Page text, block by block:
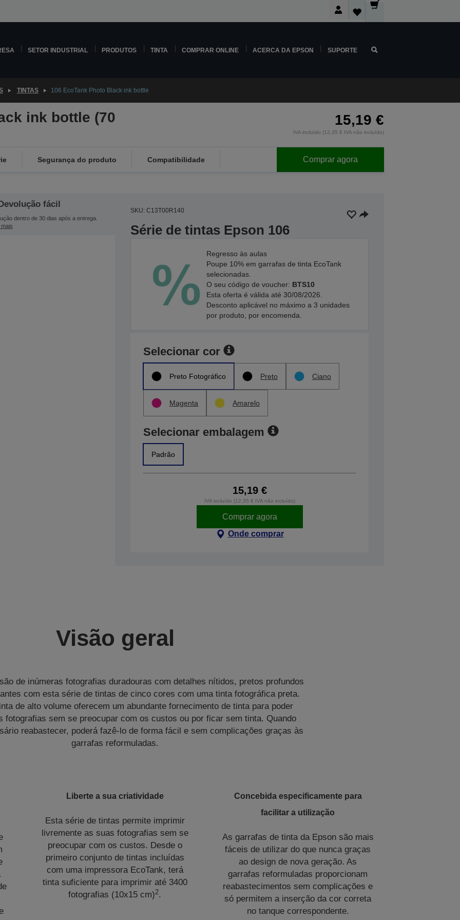
SETOR INDUSTRIAL PRODUTOS TINTA COMPRAR ONLINE ACERCA DA EPSON SUPORTE
TINTAS 106 EcoTank Photo Black ink bottle
ink bottle (70 15,19 €
IVA incluído (12,35 € IVA não incluído)
Segurança do produto Compatibilidade Comprar agora
fácil
dentro de 30 dias após a entrega.
SKU: C13T00R140
Série de tintas Epson 106
Regresso às aulas
Poupe 10% em garrafas de tinta EcoTank
selecionadas.
O seu código de voucher: BTS10
Esta oferta é válida até 30/08/2026.
Desconto aplicável no máximo a 3 unidades
por produto, por encomenda.
Selecionar cor
Preto Fotográfico Preto Ciano
Magenta Amarelo
Selecionar embalagem
Padrão
15,19 €
IVA incluído (12,35 € IVA não incluído)
Comprar agora
Onde comprar
Visão geral
de inúmeras fotografias duradouras com detalhes nítidos, pretos profundos
com esta série de tintas de cinco cores com uma tinta fotográfica preta.
de alto volume oferecem um abundante fornecimento de tinta para poder
fotografias sem se preocupar com os custos ou por ficar sem tinta. Quando
reabastecer, poderá fazê-lo de forma fácil e sem complicações graças às
garrafas reformuladas.
Liberte a sua criatividade
Esta série de tintas permite imprimir
livremente as suas fotografias sem se
preocupar com os custos. Desde o
primeiro conjunto de tintas incluídas
com uma impressora EcoTank, terá
tinta suficiente para imprimir até 3400
fotografias (10x15 cm)2.
Concebida especificamente para
facilitar a utilização
As garrafas de tinta da Epson são mais
fáceis de utilizar do que nunca graças
ao design de nova geração. As
garrafas reformuladas proporcionam
reabastecimentos sem complicações e
só permitem a inserção da cor correta
no tanque correspondente.